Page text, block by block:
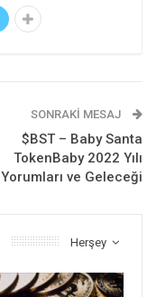
SONRAKI MESAJ
$BST – Baby Santa
TokenBaby 2022 Yılı
Yorumları ve Geleceği
Herşey